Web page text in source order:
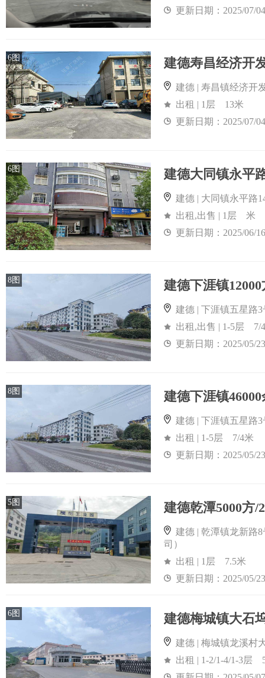
更新日期：2025/07/04
6图
建德 | 寿昌镇经济开
出租 | 1层 13米
更新日期：2025/07/04
6图
建德 | 大同镇永平路
出租,出售 | 1层 米
更新日期：2025/06/16
8图 建德下涯镇
建德 | 下涯镇五星路3
出租,出售 | 1-5层 7/
更新日期：2025/05/23
8图
建德 | 下涯镇五星路3
出租 | 1-5层 7/4米
更新日期：2025/05/23
5图
建德 | 乾潭镇龙新路
司）
出租 | 1层 7.5米
更新日期：2025/05/23
6图
建德 | 梅城镇龙溪村
出租 | 1-2/1-4/1-3层